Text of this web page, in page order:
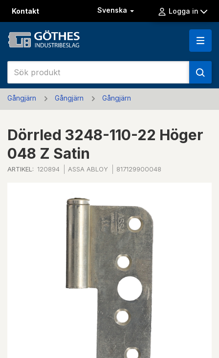
Kontakt Svenska Logga in
Gångjärn Gångjärn Gångjärn
Dörrled 3248-110-22 Höger
048 Z Satin
ARTIKEL: 120894 ASSA ABLOY 817129900048